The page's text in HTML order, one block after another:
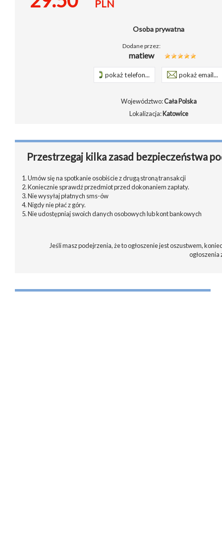
PLN
Osoba prywatna
Dodane przez:
matiew
pokaż telefon... pokaż email...
Województwo:Cała Polska
Lokalizacja:Katowice
Przestrzegaj kilka zasad bezpieczeństwa
1. Umów się na spotkanie osobiście z drugą stroną transakcji
2. Koniecznie sprawdź przedmiot przed dokonaniem zapłaty.
3. Nie wysyłaj płatnych sms-ów
4. Nigdy nie płać z góry.
5. Nie udostępniaj swoich danych osobowych lub kont bankowych
Jeśli masz podejrzenia, że to ogłoszenie jest oszustwem,